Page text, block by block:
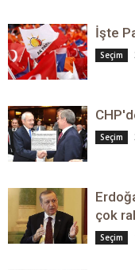
İşte
Seçim
Seçim
çok
Seçim